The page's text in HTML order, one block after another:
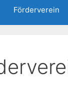
Förderverein